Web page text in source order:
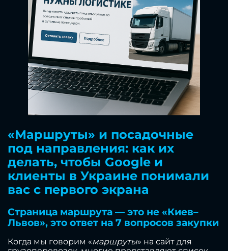
«Маршруты» и посадочные
под направления: как их
делать, чтобы Google и
клиенты в Украине понимали
вас с первого экрана
Страница маршрута — это не «Киев–
Львов», это ответ на 7 вопросов закупки
Когда мы говорим «маршруты» на сайт для